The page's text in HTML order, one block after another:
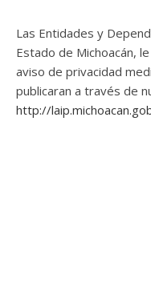
Las Entidades y
Estado de Michoacán,
aviso de privacidad
publicaran a través de
http://